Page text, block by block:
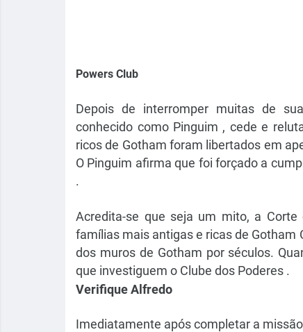
Powers Club
Depois de interromper muitas de
conhecido como Pinguim , cede e
ricos de Gotham foram libertados em
O Pinguim afirma que foi forçado a
.
Acredita-se que seja um mito, a
famílias mais antigas e ricas de Gotham
dos muros de Gotham por séculos.
que investiguem o Clube dos Poderes .
Verifique Alfredo
Imediatamente após completar a